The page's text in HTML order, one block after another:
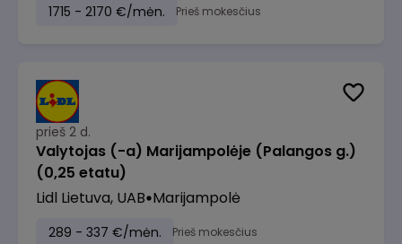
1715 - 2170 €/mėn. Prieš mokesčius
prieš 2 d.
Valytojas (-a) Marijampolėje (Palangos g.)
(0,25 etatu)
Lidl Lietuva, UAB Marijampolė
289 - 337 €/mėn. Prieš mokesčius